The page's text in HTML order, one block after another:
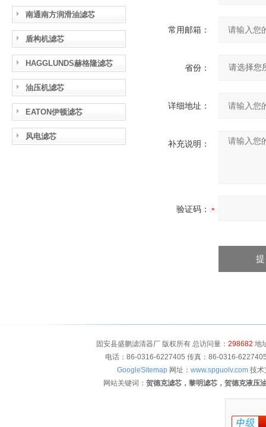
南通南方润滑油滤芯
盾构机滤芯
HAGGLUNDS赫格隆滤芯
油压机滤芯
EATON伊顿滤芯
风电滤芯
常用邮箱：
省份：
详细地址：
补充说明：
验证码：
固安县盛鹏滤清器厂 版权所有 总访问量： 298682 地
电话：86-0316-6227405 传真：86-0316-
GoogleSitemap 网址： www.spguolv.com 技术
网站关键词： 贺德克滤芯，黎明滤芯，贺德克液压